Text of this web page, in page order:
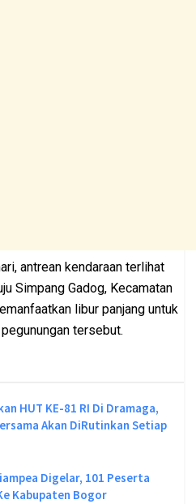
antrean kendaraan terlihat
Simpang Gadog, Kecamatan
libur panjang untuk
tersebut.
HUT KE-81 RI Di Dramaga,
Akan DiRutinkan Setiap
Digelar, 101 Peserta
Kabupaten Bogor